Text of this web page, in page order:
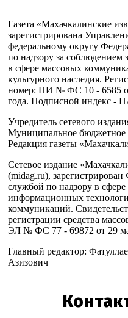
Газета «Махачкалинские
зарегистрирована
федеральному округу
по надзору за соблюдением
в сфере массовых
культурного наследия.
номер: ПИ № ФС 10 - 6585
года. Подписной индекс -
Учредитель сетевого
Муниципальное бюджетное
Редакция газеты
Сетевое издание
(midag.ru), зарегистрирован
службой по надзору в сфере
информационных
коммуникаций.
регистрации средства
ЭЛ № ФС 77 - 69872 от 29
Главный редактор:
Азизович